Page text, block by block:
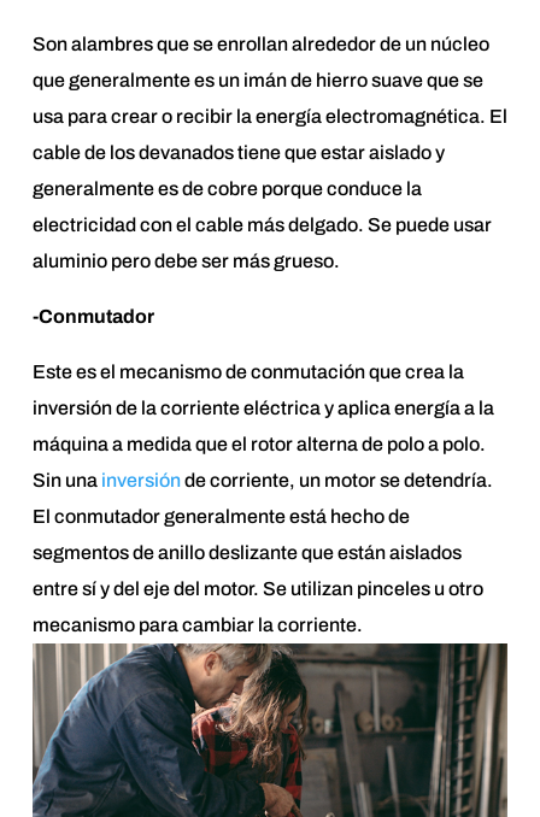
Son alambres que se enrollan alrededor de un núcleo
que generalmente es un imán de hierro suave que se
usa para crear o recibir la energía electromagnética. El
cable de los devanados tiene que estar aislado y
generalmente es de cobre porque conduce la
electricidad con el cable más delgado. Se puede usar
aluminio pero debe ser más grueso.
-Conmutador
Este es el mecanismo de conmutación que crea la
inversión de la corriente eléctrica y aplica energía a la
máquina a medida que el rotor alterna de polo a polo.
Sin una inversiónde corriente, un motor se detendría.
El conmutador generalmente está hecho de
segmentos de anillo deslizante que están aislados
entre sí y del eje del motor. Se utilizan pinceles u otro
mecanismo para cambiar la corriente.